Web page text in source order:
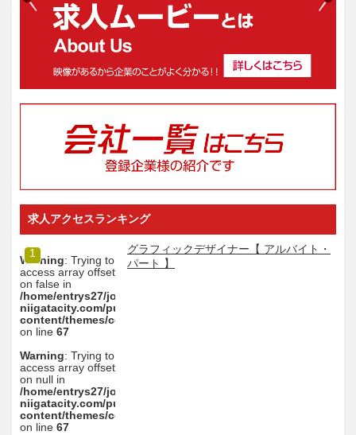
求人アクセスランキング
1
Warning: Trying to
access array offset
on false in
/home/entrys27/joboffermovie-
niigatacity.com/public_html/wp/wp-
content/themes/cobra_2.1rwd/sidebar.php
on line 67
Warning: Trying to
access array offset
on null in
/home/entrys27/joboffermovie-
niigatacity.com/public_html/wp/wp-
content/themes/cobra_2.1rwd/sidebar.php
on line 67
グラフィックデザイナー【 アルバイト・
パート 】